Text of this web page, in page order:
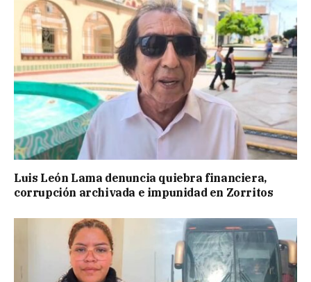
Luis León Lama denuncia quiebra financiera,
corrupción archivada e impunidad en Zorritos